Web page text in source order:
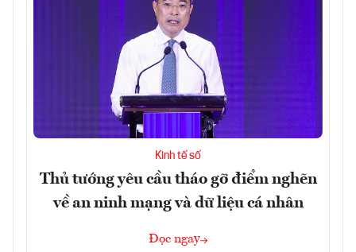
Kinh tế số
Thủ tướng yêu cầu tháo gỡ điểm nghẽn
về an ninh mạng và dữ liệu cá nhân
Đọc ngay